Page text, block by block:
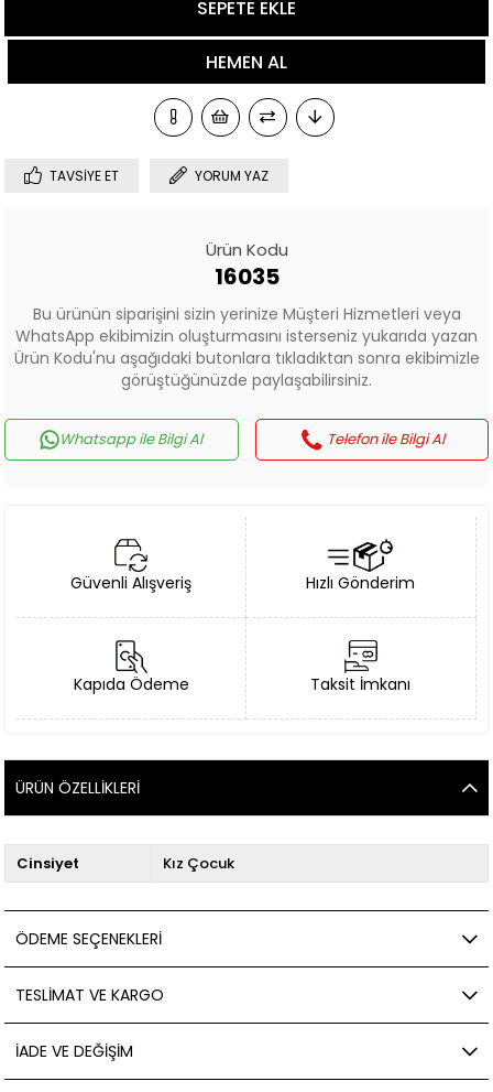
TAVSIYE ET YORUM YAZ
Ürün Kodu
16035
Bu ürünün siparişini sizin yerinize Müşteri Hizmetleri veya
WhatsApp ekibimizin oluşturmasını isterseniz yukarıda yazan
Ürün Kodu'nu aşağıdaki butonlara tıkladıktan sonra ekibimizle
görüştüğünüzde paylaşabilirsiniz.
Whatsapp ile Bilgi Al Telefon ile Bilgi Al
Güvenli Alışveriş Hızlı Gönderim
Kapıda Ödeme Taksit İmkanı
ÜRÜN ÖZELLIKLERI
Cinsiyet Kız Çocuk
ÖDEME SEÇENEKLERI
TESLIMAT VE KARGO
İADE VE DEĞIŞIM